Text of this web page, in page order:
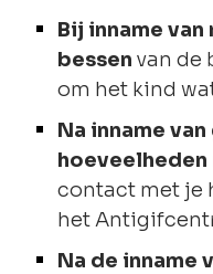
Bij inname van
bessen van de
om het kind
Na inname van
hoeveelheden
contact met je
het
Na de inname